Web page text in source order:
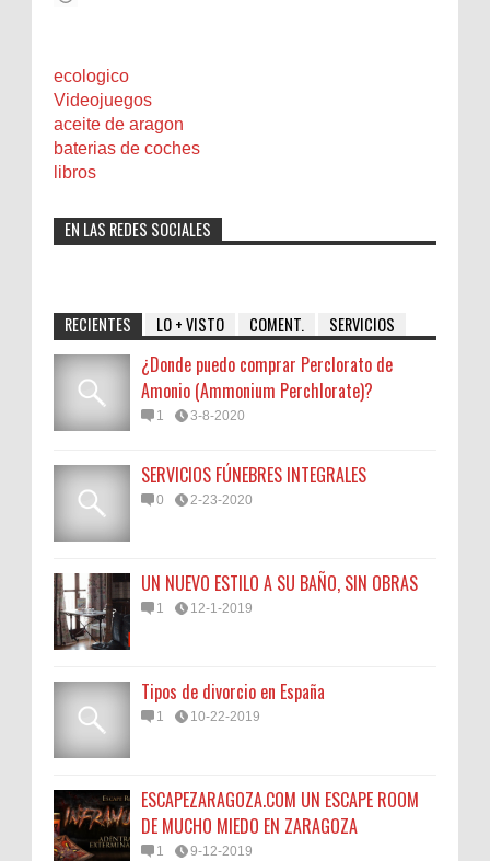
ecologico
Videojuegos
aceite de aragon
baterias de coches
libros
EN LAS REDES SOCIALES
RECIENTES LO + VISTO COMENT. SERVICIOS
¿Donde puedo comprar Perclorato de
Amonio (Ammonium Perchlorate)?
1 3-8-2020
SERVICIOS FÚNEBRES INTEGRALES
0 2-23-2020
UN NUEVO ESTILO A SU BAÑO, SIN OBRAS
1 12-1-2019
Tipos de divorcio en España
1 10-22-2019
ESCAPEZARAGOZA.COM UN ESCAPE ROOM
DE MUCHO MIEDO EN ZARAGOZA
1 9-12-2019